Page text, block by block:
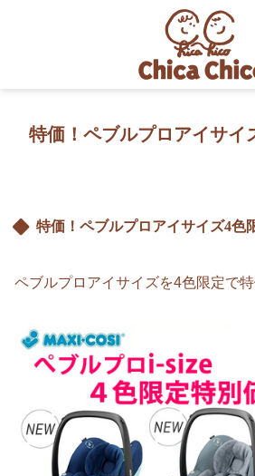
特価！ペブルプロアイサイ
特価！ペブルプロアイサイズ4色
ペブルプロアイサイズを4色限定で特